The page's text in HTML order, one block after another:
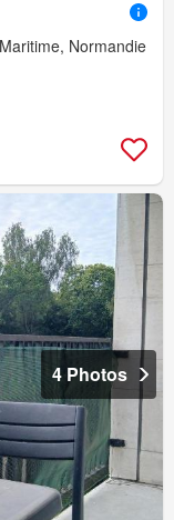
Normandie
4 Photos